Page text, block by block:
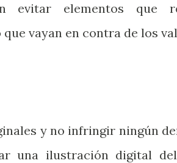
evitar elementos que
vayan en contra de los
y no infringir ningún
una ilustración digital